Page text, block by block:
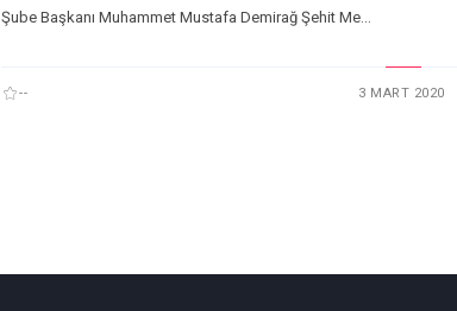
Şube Başkanı Muhammet Mustafa Demirağ Şehit Me...
-- 3 MART 2020